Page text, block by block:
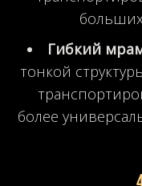
Гибкий
тонкой
более